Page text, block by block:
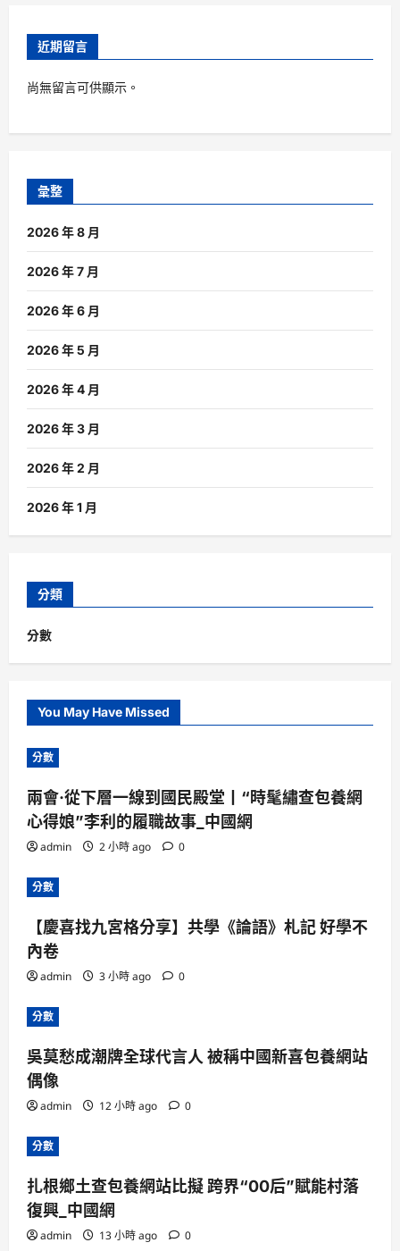
近期留言
尚無留言可供顯示。
彙整
2026 年 8 月
2026 年 7 月
2026 年 6 月
2026 年 5 月
2026 年 4 月
2026 年 3 月
2026 年 2 月
2026 年 1 月
分類
分數
You May Have Missed
分數
兩會·從下層一線到國民殿堂丨“時髦繡查包養網
心得娘”李利的履職故事_中國網
admin 2 小時 ago 0
分數
【慶喜找九宮格分享】共學《論語》札記 好學不
內卷
admin 3 小時 ago 0
分數
吳莫愁成潮牌全球代言人 被稱中國新喜包養網站
偶像
admin 12 小時 ago 0
分數
扎根鄉土查包養網站比擬 跨界“00后”賦能村落
復興_中國網
admin 13 小時 ago 0